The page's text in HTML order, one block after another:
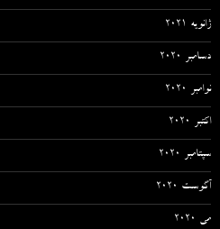
ژانویه 2021
دسامبر 2020
نوامبر 2020
اکتبر 2020
سپتامبر 2020
آگوست 2020
می 2020